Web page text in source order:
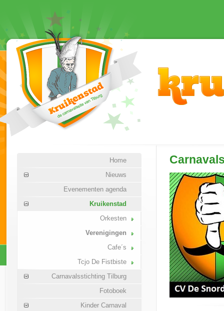
Home
Nieuws
Evenementen agenda
Kruikenstad
Orkesten
Verenigingen
Cafe´s
Tcjo De Fistbiste
Carnavalsstichting Tilburg
Fotoboek
Kinder Carnaval